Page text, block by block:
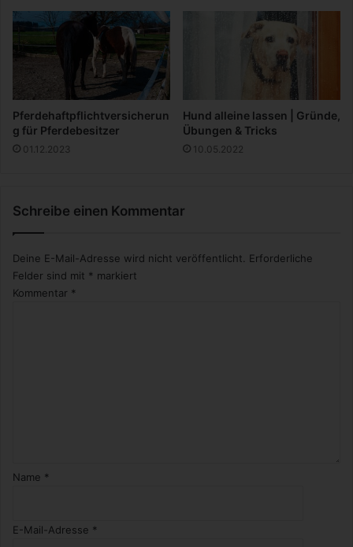
t
y
-
G
h
h
t
e
Pferdehaftpflichtversicherun
g für Pferdebesitzer
01.12.2023
Hund alleine lassen | Gründe,
Übungen & Tricks
10.05.2022
Schreibe einen Kommentar
Deine E-Mail-Adresse wird nicht veröffentlicht.
Erforderliche
Felder sind mit * markiert
Kommentar *
Name *
E-Mail-Adresse *